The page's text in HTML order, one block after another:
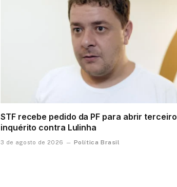
STF recebe pedido da PF para abrir terceiro
inquérito contra Lulinha
3 de agosto de 2026 Política Brasil